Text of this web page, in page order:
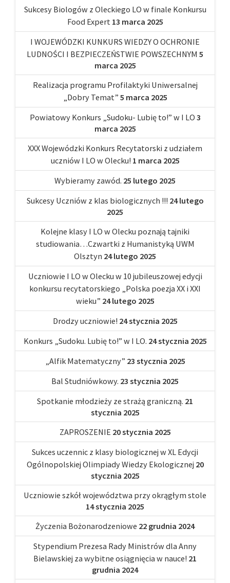
Sukcesy Biologów z Oleckiego LO w finale Konkursu
Food Expert 13 marca 2025
I WOJEWÓDZKI KUNKURS WIEDZY O OCHRONIE
LUDNOŚCI I BEZPIECZEŃSTWIE POWSZECHNYM 5
marca 2025
Realizacja programu Profilaktyki Uniwersalnej
„Dobry Temat” 5 marca 2025
Powiatowy Konkurs „Sudoku- Lubię to!” w I LO 3
marca 2025
XXX Wojewódzki Konkurs Recytatorski z udziałem
uczniów I LO w Olecku! 1 marca 2025
Wybieramy zawód. 25 lutego 2025
Sukcesy Uczniów z klas biologicznych !!! 24 lutego
2025
Kolejne klasy I LO w Olecku poznają tajniki
studiowania…Czwartki z Humanistyką UWM
Olsztyn 24 lutego 2025
Uczniowie I LO w Olecku w 10 jubileuszowej edycji
konkursu recytatorskiego „Polska poezja XX i XXI
wieku” 24 lutego 2025
Drodzy uczniowie! 24 stycznia 2025
Konkurs „Sudoku. Lubię to!” w I LO. 24 stycznia 2025
„Alfik Matematyczny” 23 stycznia 2025
Bal Studniówkowy. 23 stycznia 2025
Spotkanie młodzieży ze strażą graniczną. 21
stycznia 2025
ZAPROSZENIE 20 stycznia 2025
Sukces uczennic z klasy biologicznej w XL Edycji
Ogólnopolskiej Olimpiady Wiedzy Ekologicznej 20
stycznia 2025
Uczniowie szkół województwa przy okrągłym stole
14 stycznia 2025
Życzenia Bożonarodzeniowe 22 grudnia 2024
Stypendium Prezesa Rady Ministrów dla Anny
Bielawskiej za wybitne osiągnięcia w nauce! 21
grudnia 2024